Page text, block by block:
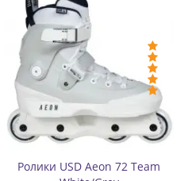
Ролики USD Aeon 72 Team